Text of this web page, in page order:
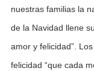
nuestras familias la
de la Navidad llene
amor y felicidad”.
felicidad “que cada